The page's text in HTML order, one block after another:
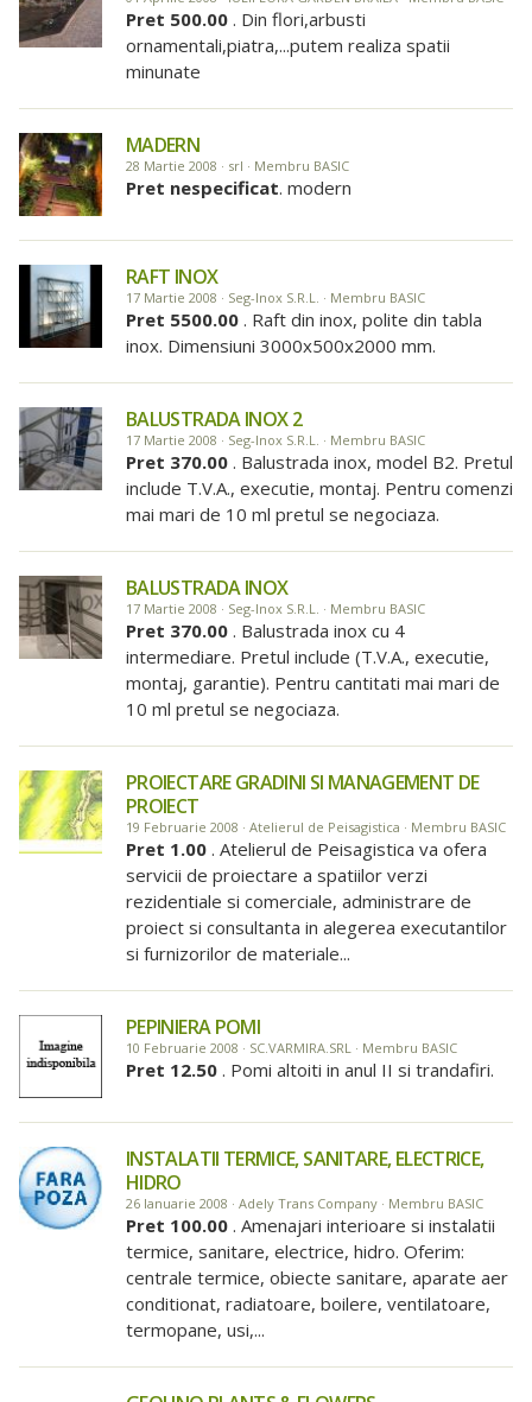
Pret 500.00 . Din flori,arbusti
ornamentali,piatra,...putem realiza spatii
minunate
MADERN
28 Martie 2008 · srl · Membru BASIC
Pret nespecificat. modern
RAFT INOX
17 Martie 2008 · Seg-Inox S.R.L. · Membru BASIC
Pret 5500.00 . Raft din inox, polite din tabla
inox. Dimensiuni 3000x500x2000 mm.
BALUSTRADA INOX 2
17 Martie 2008 · Seg-Inox S.R.L. · Membru BASIC
Pret 370.00 . Balustrada inox, model B2. Pretul
include T.V.A., executie, montaj. Pentru comenzi
mai mari de 10 ml pretul se negociaza.
BALUSTRADA INOX
17 Martie 2008 · Seg-Inox S.R.L. · Membru BASIC
Pret 370.00 . Balustrada inox cu 4
intermediare. Pretul include (T.V.A., executie,
montaj, garantie). Pentru cantitati mai mari de
10 ml pretul se negociaza.
PROIECTARE GRADINI SI MANAGEMENT DE
PROIECT
19 Februarie 2008 · Atelierul de Peisagistica · Membru BASIC
Pret 1.00 . Atelierul de Peisagistica va ofera
servicii de proiectare a spatiilor verzi
rezidentiale si comerciale, administrare de
proiect si consultanta in alegerea executantilor
si furnizorilor de materiale...
PEPINIERA POMI
10 Februarie 2008 · SC.VARMIRA.SRL · Membru BASIC
Pret 12.50 . Pomi altoiti in anul II si trandafiri.
INSTALATII TERMICE, SANITARE, ELECTRICE,
HIDRO
26 Ianuarie 2008 · Adely Trans Company · Membru BASIC
Pret 100.00 . Amenajari interioare si instalatii
termice, sanitare, electrice, hidro. Oferim:
centrale termice, obiecte sanitare, aparate aer
conditionat, radiatoare, boilere, ventilatoare,
termopane, usi,...